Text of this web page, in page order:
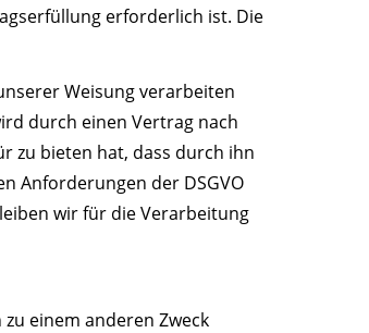
erforderlich ist. Die
Weisung verarbeiten
durch einen Vertrag nach
zu bieten hat, dass durch ihn
Anforderungen der DSGVO
wir für die Verarbeitung
einem anderen Zweck